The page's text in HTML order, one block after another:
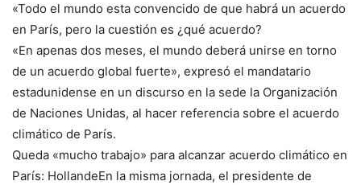
«Todo el mundo esta convencido de que habrá un acuerdo
en París, pero la cuestión es ¿qué acuerdo?
«En apenas dos meses, el mundo deberá unirse en torno
de un acuerdo global fuerte», expresó el mandatario
estadunidense en un discurso en la sede la Organización
de Naciones Unidas, al hacer referencia sobre el acuerdo
climático de París.
Queda «mucho trabajo» para alcanzar acuerdo climático en
París: HollandeEn la misma jornada, el presidente de